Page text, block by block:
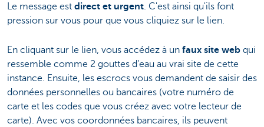
Le message est direct et urgent. C'est ainsi qu'ils font
pression sur vous pour que vous cliquiez sur le lien.
En cliquant sur le lien, vous accédez à un faux site web qui
ressemble comme 2 gouttes d’eau au vrai site de cette
instance. Ensuite, les escrocs vous demandent de saisir des
données personnelles ou bancaires (votre numéro de
carte et les codes que vous créez avec votre lecteur de
carte). Avec vos coordonnées bancaires, ils peuvent